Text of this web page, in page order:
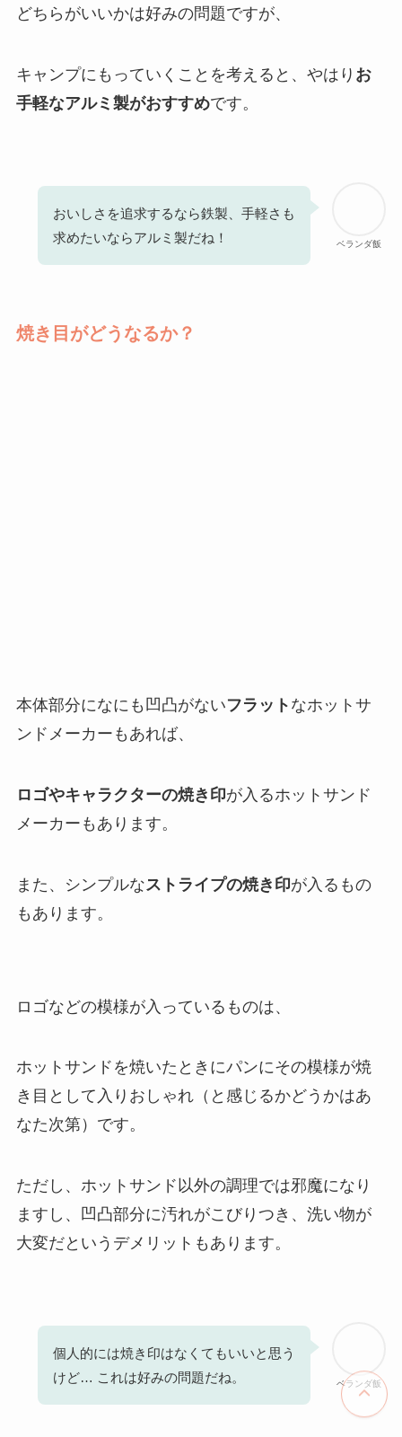
どちらがいいかは好みの問題ですが、
キャンプにもっていくことを考えると、やはり お
手軽なアルミ製がおすすめです。
ベランダ飯
おいしさを追求するなら鉄製、手軽さも
求めたいならアルミ製だね！
焼き目がどうなるか？
本体部分になにも凹凸がないフラット なホットサ
ンドメーカーもあれば、
ロゴやキャラクターの焼き印が入るホットサンド
メーカーもあります。
また、シンプルなストライプの焼き印が入るもの
もあります。
ロゴなどの模様が入っているものは、
ホットサンドを焼いたときにパンにその模様が焼
き目として入りおしゃれ（と感じるかどうかはあ
なた次第）です。
ただし、ホットサンド以外の調理では邪魔になり
ますし、凹凸部分に汚れがこびりつき、洗い物が
大変だというデメリットもあります。
ベランダ飯
個人的には焼き印はなくてもいいと思う
けど… これは好みの問題だね。